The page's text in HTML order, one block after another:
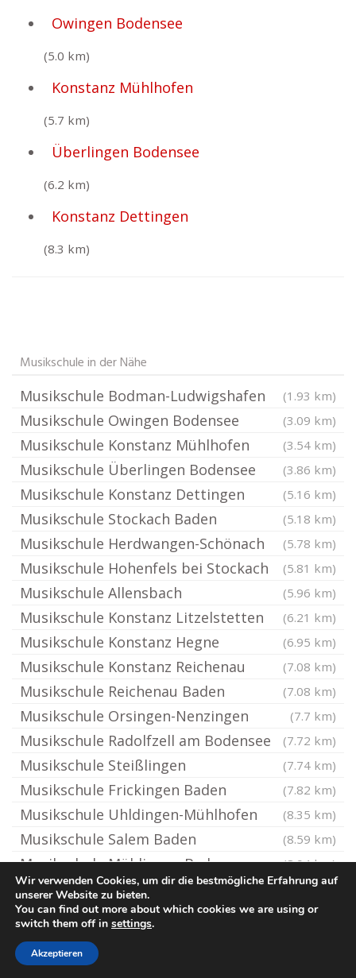
Owingen Bodensee
(5.0 km)
Konstanz Mühlhofen
(5.7 km)
Überlingen Bodensee
(6.2 km)
Konstanz Dettingen
(8.3 km)
Musikschule in der Nähe
Musikschule Bodman-Ludwigshafen (1.93 km)
Musikschule Owingen Bodensee (3.09 km)
Musikschule Konstanz Mühlhofen (3.54 km)
Musikschule Überlingen Bodensee (3.86 km)
Musikschule Konstanz Dettingen (5.16 km)
Musikschule Stockach Baden (5.18 km)
Musikschule Herdwangen-Schönach (5.78 km)
Musikschule Hohenfels bei Stockach (5.81 km)
Musikschule Allensbach (5.96 km)
Musikschule Konstanz Litzelstetten (6.21 km)
Musikschule Konstanz Hegne (6.95 km)
Musikschule Konstanz Reichenau (7.08 km)
Musikschule Reichenau Baden (7.08 km)
Musikschule Orsingen-Nenzingen (7.7 km)
Musikschule Radolfzell am Bodensee (7.72 km)
Musikschule Steißlingen (7.74 km)
Musikschule Frickingen Baden (7.82 km)
Musikschule Uhldingen-Mühlhofen (8.35 km)
Musikschule Salem Baden (8.59 km)
Musikschule Mühlingen Baden (8.94 km)
© Ton-Musikschule.de
Impressum / Datenschutz
Wir verwenden Cookies, um dir die bestmögliche Erfahrung auf
unserer Website zu bieten.
You can find out more about which cookies we are using or
switch them off in settings.
Akzeptieren